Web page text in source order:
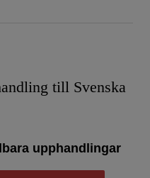
till Svenska
upphandlingar